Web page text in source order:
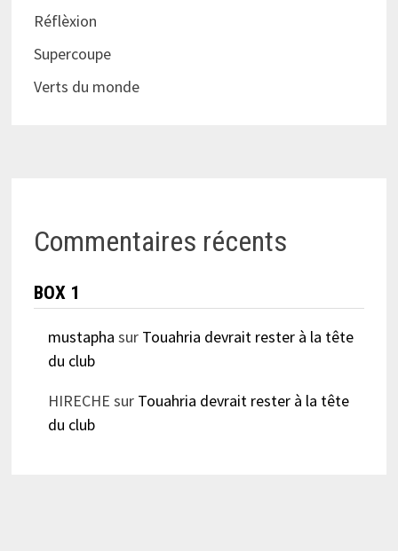
Réflèxion
Supercoupe
Verts du monde
Commentaires récents
BOX 1
mustapha sur Touahria devrait rester à la tête
du club
HIRECHE sur Touahria devrait rester à la tête
du club